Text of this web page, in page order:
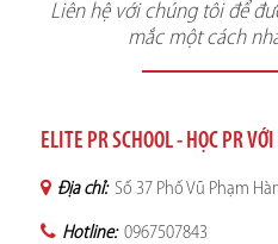
Liên hệ với chúng tôi để
mắc một cách
ELITE PR SCHOOL - HỌC PR
Địa chỉ: Số 37 Phố Vũ Phạm
Hotline: 0967507843